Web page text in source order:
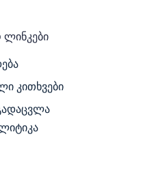
ლინკები
კითხვები